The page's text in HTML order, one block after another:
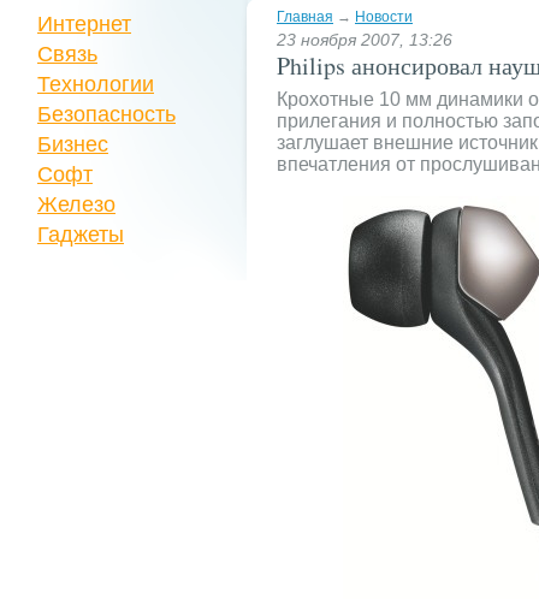
Главная → Новости
23 ноября 2007, 13:26
Philips анонсировал
Крохотные 10 мм динамики
прилегания и полностью
заглушает внешние
впечатления от
Интернет
Связь
Технологии
Безопасность
Бизнес
Софт
Железо
Гаджеты